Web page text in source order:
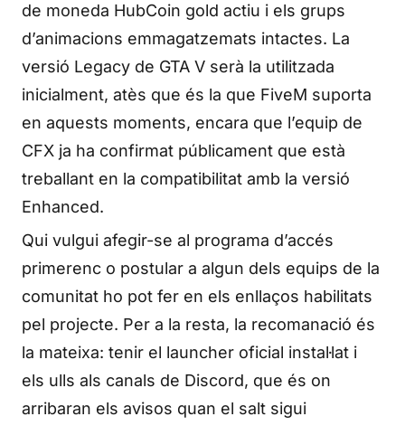
de moneda HubCoin gold actiu i els grups
d’animacions emmagatzemats intactes. La
versió Legacy de GTA V serà la utilitzada
inicialment, atès que és la que FiveM suporta
en aquests moments, encara que l’equip de
CFX ja ha confirmat públicament que està
treballant en la compatibilitat amb la versió
Enhanced.
Qui vulgui afegir-se al programa d’accés
primerenc o postular a algun dels equips de la
comunitat ho pot fer en els enllaços habilitats
pel projecte. Per a la resta, la recomanació és
la mateixa: tenir el launcher oficial instal·lat i
els ulls als canals de Discord, que és on
arribaran els avisos quan el salt sigui